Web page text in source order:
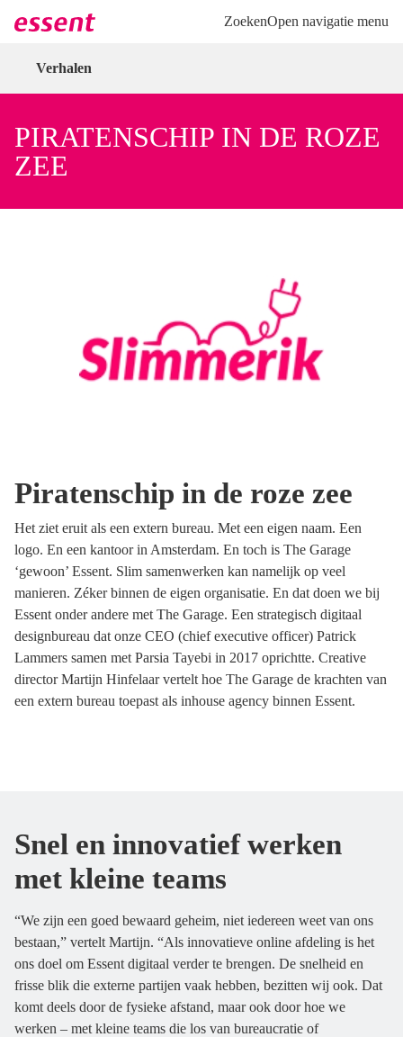
Direct naar hoofdinhoud
Direct naar inloggen ZoekenOpen navigatie menu
Verhalen
PIRATENSCHIP IN DE ROZE
ZEE
Piratenschip in de roze zee
Het ziet eruit als een extern bureau. Met een eigen naam. Een
logo. En een kantoor in Amsterdam. En toch is The Garage
‘gewoon’ Essent. Slim samenwerken kan namelijk op veel
manieren. Zéker binnen de eigen organisatie. En dat doen we bij
Essent onder andere met The Garage. Een strategisch digitaal
designbureau dat onze CEO (chief executive officer) Patrick
Lammers samen met Parsia Tayebi in 2017 oprichtte. Creative
director Martijn Hinfelaar vertelt hoe The Garage de krachten van
een extern bureau toepast als inhouse agency binnen Essent.
Snel en innovatief werken
met kleine teams
“We zijn een goed bewaard geheim, niet iedereen weet van ons
bestaan,” vertelt Martijn. “Als innovatieve online afdeling is het
ons doel om Essent digitaal verder te brengen. De snelheid en
frisse blik die externe partijen vaak hebben, bezitten wij ook. Dat
komt deels door de fysieke afstand, maar ook door hoe we
werken – met kleine teams die los van bureaucratie of